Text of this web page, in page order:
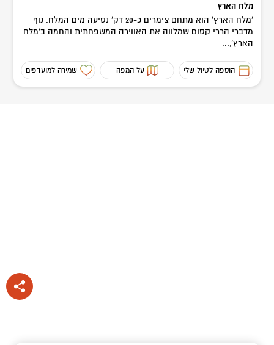
מלח הארץ
'מלח הארץ' הוא מתחם צימרים כ-20 דק' נסיעה מים המלח. נוף
מדברי הררי קסום שמלווה את האווירה המשפחתית והחמה ב'מלח
הארץ',...
הוספה לטיול שלי על המפה שמירה למועדפים